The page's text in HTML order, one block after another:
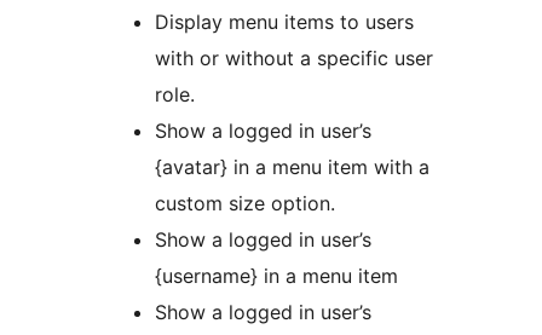
Display menu items to users
with or without a specific user
role.
Show a logged in user’s
{avatar} in a menu item with a
custom size option.
Show a logged in user’s
{username} in a menu item
Show a logged in user’s